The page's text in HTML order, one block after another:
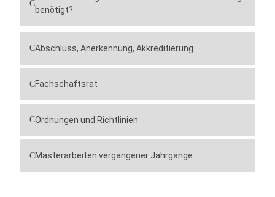
benötigt?
Abschluss, Anerkennung, Akkreditierung
Fachschaftsrat
Ordnungen und Richtlinien
Masterarbeiten vergangener Jahrgänge